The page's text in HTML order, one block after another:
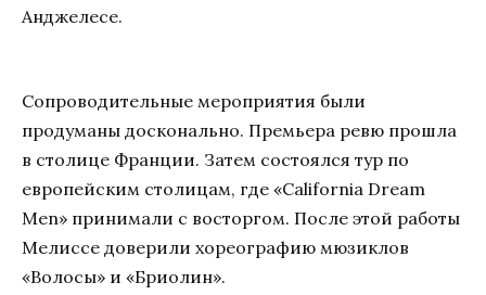
Анджелесе.
Сопроводительные мероприятия были
продуманы досконально. Премьера ревю прошла
в столице Франции. Затем состоялся тур по
европейским столицам, где «California Dream
Men» принимали с восторгом. После этой работы
Мелиссе доверили хореографию мюзиклов
«Волосы» и «Бриолин».